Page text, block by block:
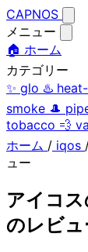
CAPNOS
メニュー
🏠 ホーム
カテゴリー
✨ glo ♨️
smoke 🎩
tobacco 💨
ホーム / iqos
ュー
アイコス
のレビュ